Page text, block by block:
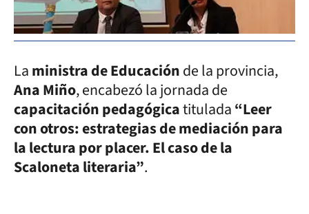
Laministra de Educaciónde la provincia,
Ana Miño, encabezó la jornada de
capacitación pedagógicatitulada“Leer
con otros: estrategias de mediación para
la lectura por placer. El caso de la
Scaloneta literaria”.